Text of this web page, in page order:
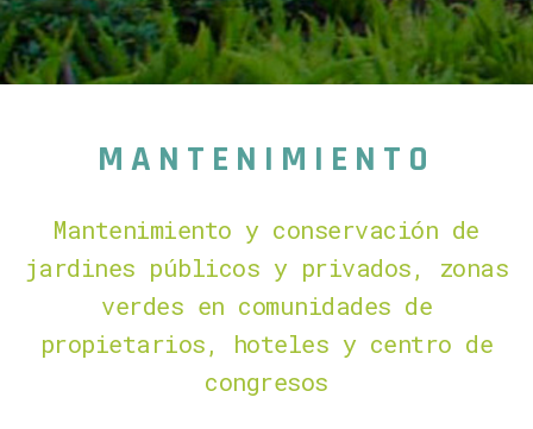
MANTENIMIENTO
Mantenimiento y conservación de
jardines públicos y privados, zonas
verdes en comunidades de
propietarios, hoteles y centro de
congresos